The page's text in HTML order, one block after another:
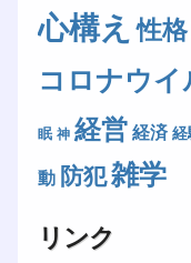
心構え 性格
コロナウイ
眠 神 経営経済
動 防犯雑学
リンク